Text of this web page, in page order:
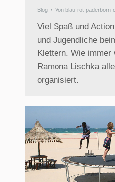
Blog Von blau-rot-paderborn-
Viel Spaß und
und Jugendliche
Klettern. Wie immer
Ramona Lischka
organisiert.